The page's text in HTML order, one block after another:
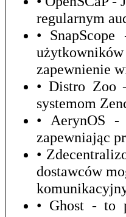
regularnym
•
zapewnienie
• Distro Zoo
systemom
• AerynOS -
zapewniając
•
dostawców
• Ghost - to